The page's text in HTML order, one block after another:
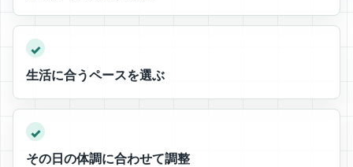
✓
生活に合うペースを選ぶ
✓
その日の体調に合わせて調整